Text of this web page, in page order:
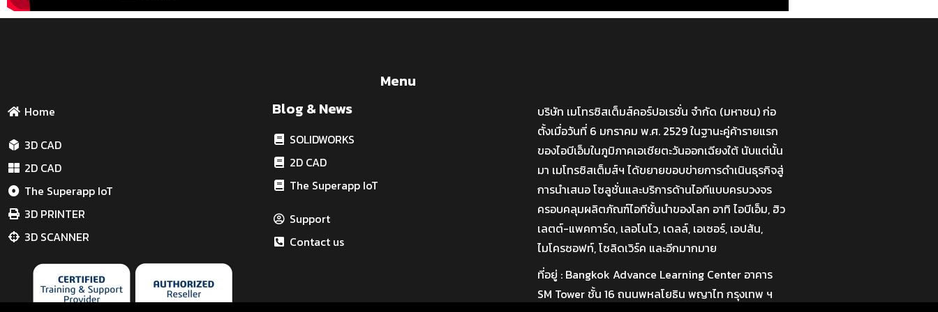
Menu
Home
3D CAD
2D CAD
The Superapp IoT
3D PRINTER
3D SCANNER
Blog & News
SOLIDWORKS
2D CAD
The Superapp IoT
Support
Contact us
บริษัท เมโทรซิสเต็มส์คอร์ปอเรชั่น จำกัด (มหาชน) ก่อ
ตั้งเมื่อวันที่ 6 มกราคม พ.ศ. 2529 ในฐานะคู่ค้ารายแรก
ของไอบีเอ็มในภูมิภาคเอเชียตะวันออกเฉียงใต้ นับแต่นั้น
มา เมโทรซิสเต็มส์ฯ ได้ขยายขอบข่ายการดำเนินธุรกิจสู่
การนำเสนอ โซลูชั่นและบริการด้านไอทีแบบครบวงจร
ครอบคลุมผลิตภัณฑ์ไอทีชั้นนำของโลก อาทิ ไอบีเอ็ม, ฮิว
เลตต์-แพคการ์ด, เลอโนโว, เดลล์, เอเซอร์, เอปสัน,
ไมโครซอฟท์, โซลิดเวิร์ค และอีกมากมาย
ที่อยู่ : Bangkok Advance Learning Center อาคาร
SM Tower ชั้น 16 ถนนพหลโยธิน พญาไท กรุงเทพ ฯ